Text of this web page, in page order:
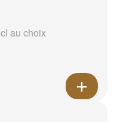
au choix